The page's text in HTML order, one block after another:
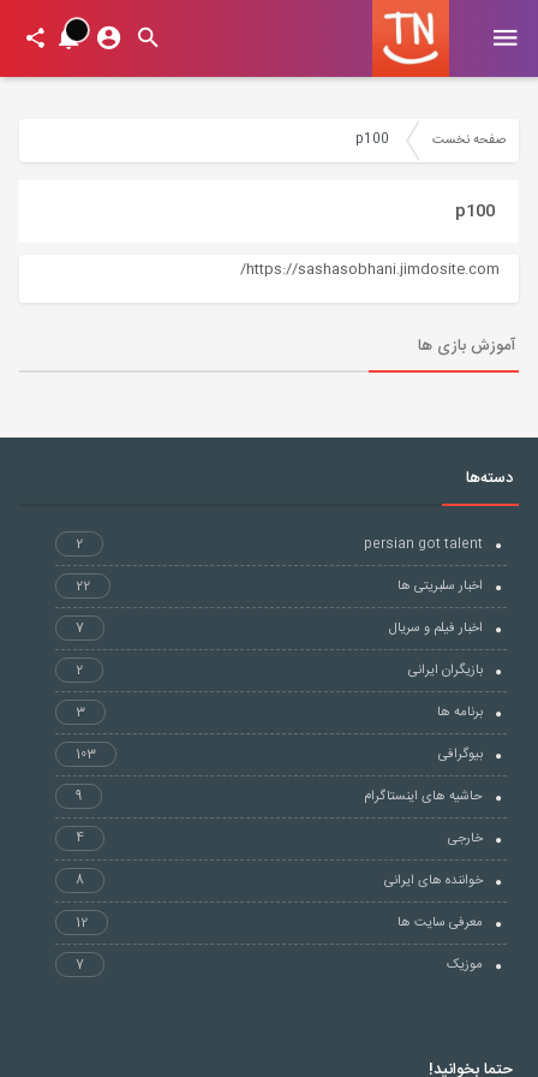
صفحه نخست p100
p100
https://sashasobhani.jimdosite.com/
آموزش بازی ها
دسته‌ها
persian got talent
2
اخبار سلبریتی ها
22
اخبار فیلم و سریال
7
بازیگران ایرانی
2
برنامه ها
3
بیوگرافی
103
حاشیه های اینستاگرام
9
خارجی
4
خواننده های ایرانی
8
معرفی سایت ها
12
موزیک
7
حتما بخوانید!